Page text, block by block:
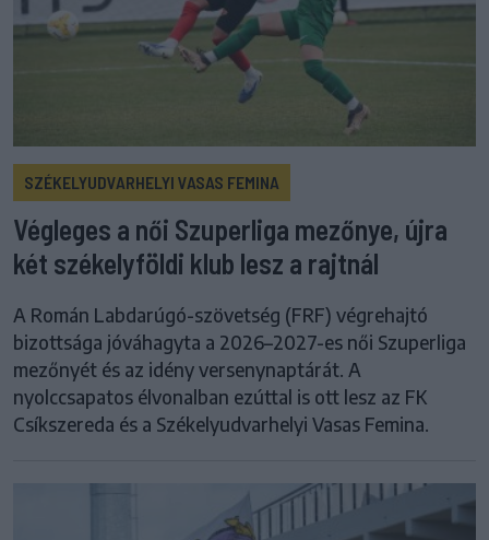
SZÉKELYUDVARHELYI VASAS FEMINA
Végleges a női Szuperliga mezőnye, újra
két székelyföldi klub lesz a rajtnál
A Román Labdarúgó-szövetség (FRF) végrehajtó
bizottsága jóváhagyta a 2026–2027-es női Szuperliga
mezőnyét és az idény versenynaptárát. A
nyolccsapatos élvonalban ezúttal is ott lesz az FK
Csíkszereda és a Székelyudvarhelyi Vasas Femina.